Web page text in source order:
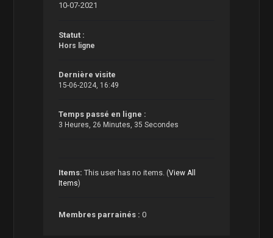
10-07-2021
Statut :
Hors ligne
Dernière visite
15-06-2024, 16:49
Temps passé en ligne :
3 Heures, 26 Minutes, 35 Secondes
Items: This user has no items. (View All
Items)
Membres parrainés :0